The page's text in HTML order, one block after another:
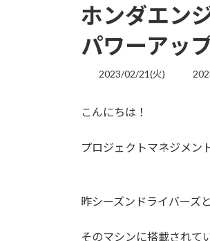
ホンダエン
パワーアッ
2023/02/21(火)
最
時
:
こんにちは！
プロジェクトマネジメン
昨シーズンドライバーズ
そのマシンに搭載されて